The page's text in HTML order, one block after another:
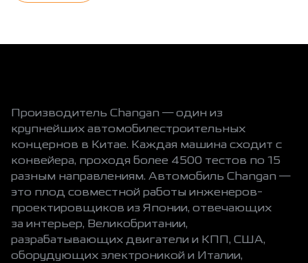
Производитель Changan — один из
крупнейших автомобилестроительных
концернов в Китае. Каждая машина сходит с
конвейера, проходя более 4500 тестов по 15
разным направлениям. Автомобиль Changan —
это плод совместной работы инженеров-
проектировщиков из Японии, отвечающих
за интерьер, Великобритании,
разрабатывающих двигатели и КПП, США,
оборудующих электроникой и Италии,